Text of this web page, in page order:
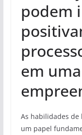
podem
em
As habilidades de
um papel